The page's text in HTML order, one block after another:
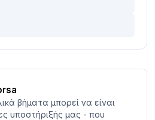
βήματα μπορεί να είναι
υποστήριξής μας - που